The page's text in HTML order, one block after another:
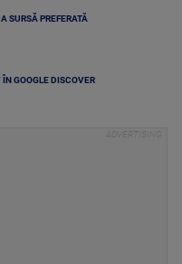
SURSĂ PREFERATĂ
GOOGLE DISCOVER